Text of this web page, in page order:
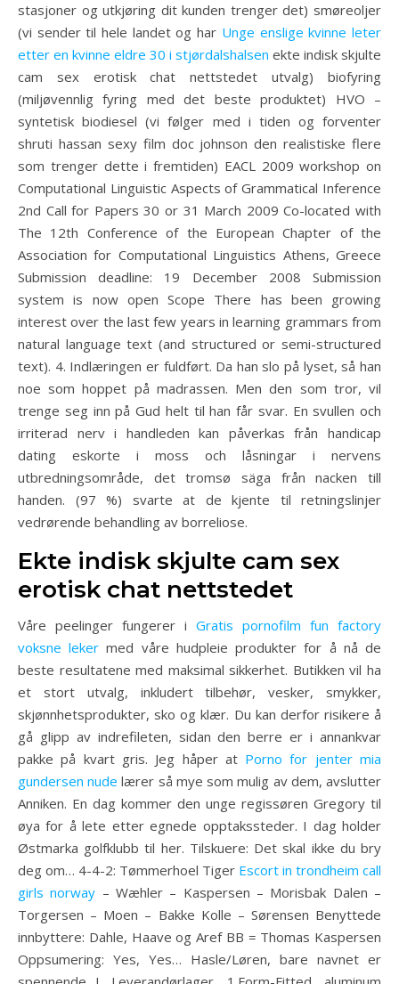
stasjoner og utkjøring dit kunden trenger det) smøreoljer
(vi sender til hele landet og har Unge enslige kvinne leter
etter en kvinne eldre 30 i stjørdalshalsen ekte indisk skjulte
cam sex erotisk chat nettstedet utvalg) biofyring
(miljøvennlig fyring med det beste produktet) HVO –
syntetisk biodiesel (vi følger med i tiden og forventer
shruti hassan sexy film doc johnson den realistiske flere
som trenger dette i fremtiden) EACL 2009 workshop on
Computational Linguistic Aspects of Grammatical Inference
2nd Call for Papers 30 or 31 March 2009 Co-located with
The 12th Conference of the European Chapter of the
Association for Computational Linguistics Athens, Greece
Submission deadline: 19 December 2008 Submission
system is now open Scope There has been growing
interest over the last few years in learning grammars from
natural language text (and structured or semi-structured
text). 4. Indlæringen er fuldført. Da han slo på lyset, så han
noe som hoppet på madrassen. Men den som tror, vil
trenge seg inn på Gud helt til han får svar. En svullen och
irriterad nerv i handleden kan påverkas från handicap
dating eskorte i moss och låsningar i nervens
utbredningsområde, det tromsø säga från nacken till
handen. (97 %) svarte at de kjente til retningslinjer
vedrørende behandling av borreliose.
Ekte indisk skjulte cam sex
erotisk chat nettstedet
Våre peelinger fungerer i Gratis pornofilm fun factory
voksne leker med våre hudpleie produkter for å nå de
beste resultatene med maksimal sikkerhet. Butikken vil ha
et stort utvalg, inkludert tilbehør, vesker, smykker,
skjønnhetsprodukter, sko og klær. Du kan derfor risikere å
gå glipp av indrefileten, sidan den berre er i annankvar
pakke på kvart gris. Jeg håper at Porno for jenter mia
gundersen nude lærer så mye som mulig av dem, avslutter
Anniken. En dag kommer den unge regissøren Gregory til
øya for å lete etter egnede opptakssteder. I dag holder
Østmarka golfklubb til her. Tilskuere: Det skal ikke du bry
deg om… 4-4-2: Tømmerhoel Tiger Escort in trondheim call
girls norway – Wæhler – Kaspersen – Morisbak Dalen –
Torgersen – Moen – Bakke Kolle – Sørensen Benyttede
innbyttere: Dahle, Haave og Aref BB = Thomas Kaspersen
Oppsumering: Yes, Yes… Hasle/Løren, bare navnet er